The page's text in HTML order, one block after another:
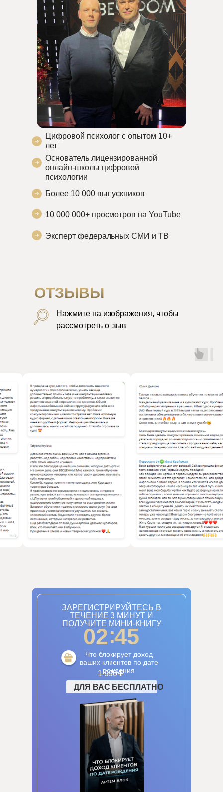
Цифровой психолог с опытом 10+
лет
Основатель лицензированной
онлайн-школы цифровой
психологии
Более 10 000 выпускников
10 000 000+ просмотров на YouTube
Эксперт федеральных СМИ и ТВ
ОТЗЫВЫ
Нажмите на изображения, чтобы
рассмотреть отзыв
ЗАРЕГИСТРИРУЙТЕСЬ В
ТЕЧЕНИЕ 3 МИНУТ И
ПОЛУЧИТЕ МИНИ-КНИГУ
02 44
:
Что блокирует доход
ваших клиентов по дате
рождения
1 990 ₽
ДЛЯ ВАС БЕСПЛАТНО